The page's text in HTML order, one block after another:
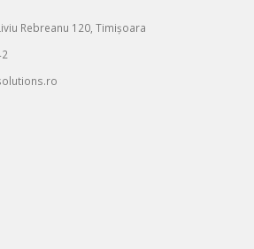
Rebreanu 120, Timișoara